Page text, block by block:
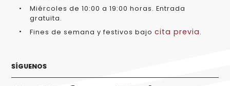
Miércoles de 10:00 a 19:00 horas. Entrada
gratuita.
Fines de semana y festivos bajo cita previa.
SÍGUENOS